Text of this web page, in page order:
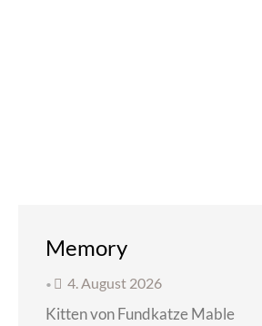
Memory
• 4. August 2026
Kitten von Fundkatze Mable